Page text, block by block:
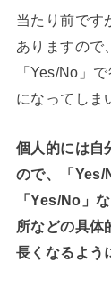
当たり前です
ありますので
「Yes/No」
になってしま
個人的には自
ので、「Yes/
「Yes/No」
所などの具体
長くなるよう